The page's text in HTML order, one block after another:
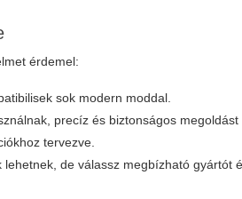
érdemel:
sok modern moddal.
precíz és biztonságos megoldást
tervezve.
lehetnek, de válassz megbízható gyártót